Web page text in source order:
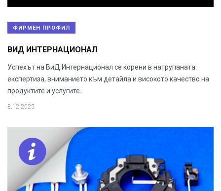
ФИРМЕН ПРОФИЛ
ВИД ИНТЕРНАЦИОНАЛ
Успехът на ВиД Интернационал се корени в натрупаната
експертиза, вниманието към детайла и високото качество на
продуктите и услугите.
8.12.2025